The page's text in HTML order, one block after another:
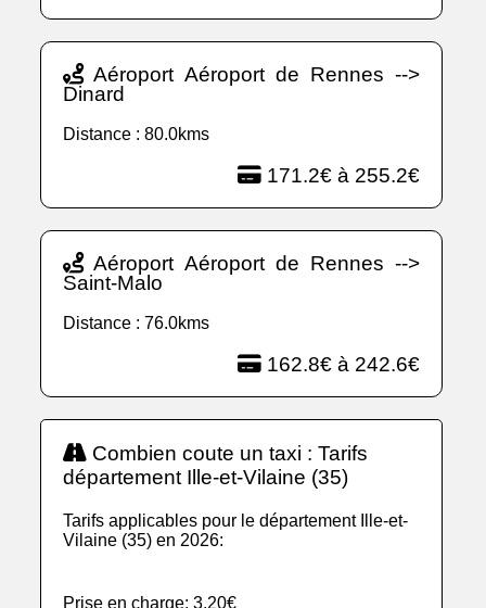
Aéroport Aéroport de Rennes -->
Dinard
Distance : 80.0kms
171.2€ à 255.2€
Aéroport Aéroport de Rennes -->
Saint-Malo
Distance : 76.0kms
162.8€ à 242.6€
Combien coute un taxi : Tarifs
département Ille-et-Vilaine (35)
Tarifs applicables pour le département Ille-et-
Vilaine (35) en 2026:
Prise en charge: 3,20€